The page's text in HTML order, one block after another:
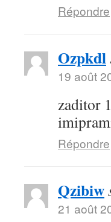
Répondre
Ozpkdl
19 août
zaditor
Répondre
Qzibiw
21 août